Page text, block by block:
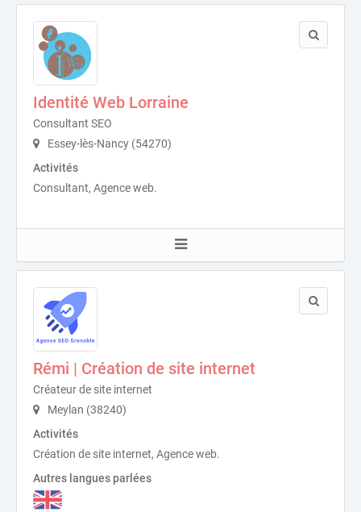
Identité Web Lorraine
Consultant SEO
Essey-lès-Nancy (54270)
Activités
Consultant, Agence web.
Rémi | Création de site internet
Créateur de site internet
Meylan (38240)
Activités
Création de site internet, Agence web.
Autres langues parlées